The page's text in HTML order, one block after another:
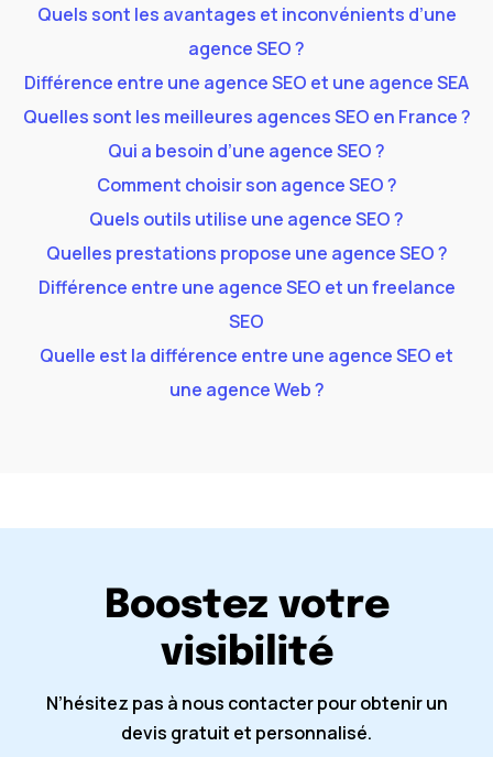
Quels sont les avantages et inconvénients d’une
agence SEO ?
Différence entre une agence SEO et une agence SEA
Quelles sont les meilleures agences SEO en France ?
Qui a besoin d’une agence SEO ?
Comment choisir son agence SEO ?
Quels outils utilise une agence SEO ?
Quelles prestations propose une agence SEO ?
Différence entre une agence SEO et un freelance
SEO
Quelle est la différence entre une agence SEO et
une agence Web ?
Boostez votre
visibilité
N’hésitez pas à nous contacter pour obtenir un
devis gratuit et personnalisé.